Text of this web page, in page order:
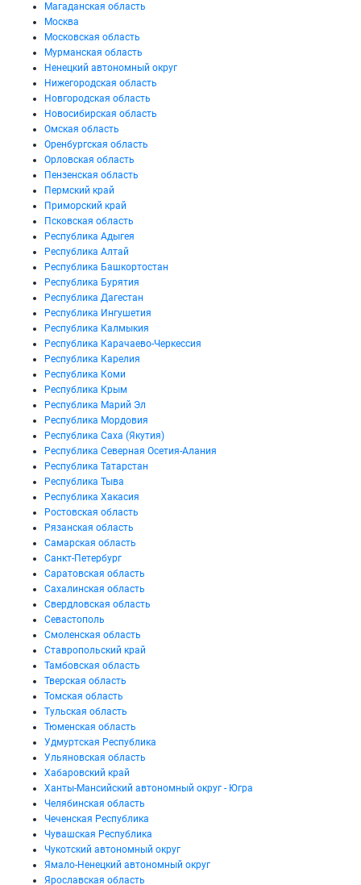
Магаданская область
Москва
Московская область
Мурманская область
Ненецкий автономный округ
Нижегородская область
Новгородская область
Новосибирская область
Омская область
Оренбургская область
Орловская область
Пензенская область
Пермский край
Приморский край
Псковская область
Республика Адыгея
Республика Алтай
Республика Башкортостан
Республика Бурятия
Республика Дагестан
Республика Ингушетия
Республика Калмыкия
Республика Карачаево-Черкессия
Республика Карелия
Республика Коми
Республика Крым
Республика Марий Эл
Республика Мордовия
Республика Саха (Якутия)
Республика Северная Осетия-Алания
Республика Татарстан
Республика Тыва
Республика Хакасия
Ростовская область
Рязанская область
Самарская область
Санкт-Петербург
Саратовская область
Сахалинская область
Свердловская область
Севастополь
Смоленская область
Ставропольский край
Тамбовская область
Тверская область
Томская область
Тульская область
Тюменская область
Удмуртская Республика
Ульяновская область
Хабаровский край
Ханты-Мансийский автономный округ - Югра
Челябинская область
Чеченская Республика
Чувашская Республика
Чукотский автономный округ
Ямало-Ненецкий автономный округ
Ярославская область